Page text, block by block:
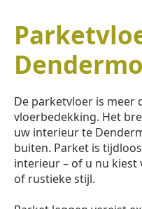
De parketvloer is meer
vloerbedekking. Het
uw interieur te
buiten. Parket is
interieur – of u nu kiest
of rustieke stijl.